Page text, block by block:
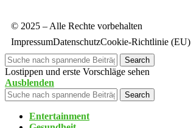
© 2025 – Alle Rechte vorbehalten
ImpressumDatenschutzCookie-Richtlinie (EU)
Search
Lostippen und erste Vorschläge sehen
Ausblenden
Search
Entertainment